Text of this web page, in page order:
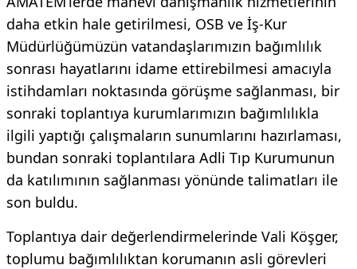
daha etkin hale getirilmesi, OSB ve İş-Kur
Müdürlüğümüzün vatandaşlarımızın bağımlılık
sonrası hayatlarını idame ettirebilmesi amacıyla
istihdamları noktasında görüşme sağlanması, bir
sonraki toplantıya kurumlarımızın bağımlılıkla
ilgili yaptığı çalışmaların sunumlarını hazırlaması,
bundan sonraki toplantılara Adli Tıp Kurumunun
da katılımının sağlanması yönünde talimatları ile
son buldu.
Toplantıya dair değerlendirmelerinde Vali Köşger,
toplumu bağımlılıktan korumanın asli görevleri